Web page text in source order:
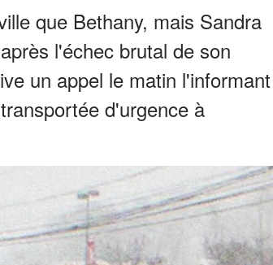
que Bethany, mais Sandra
l'échec brutal de son
un appel le matin l'informant
d'urgence à